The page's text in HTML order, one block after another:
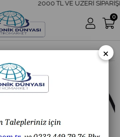
2000 TL VE ÜZERİ
0
×